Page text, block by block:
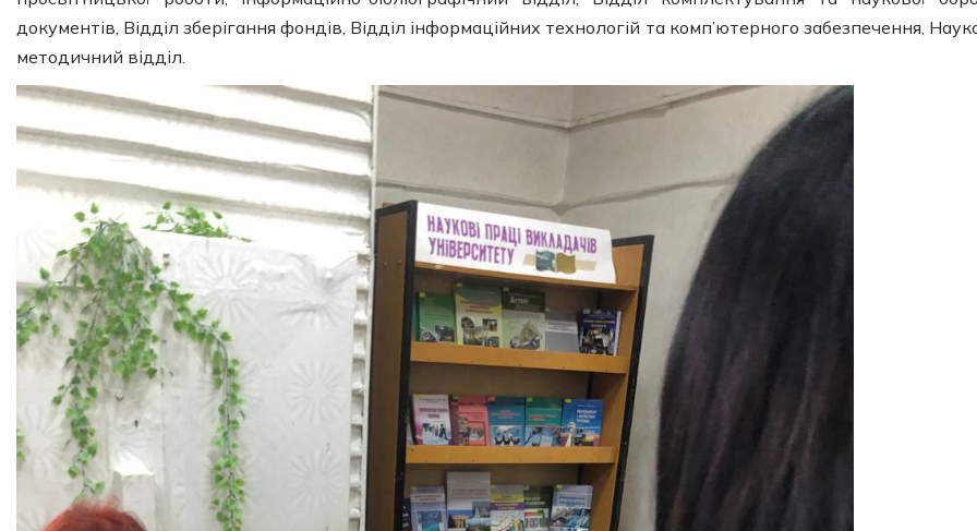
документів, Відділ зберігання фондів, Відділ інформаційних технологій та комп’ютерного забезпечення,
методичний відділ.